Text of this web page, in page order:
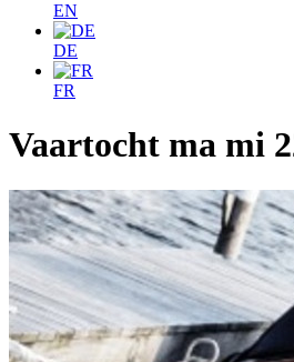
EN
DE
FR
Vaartocht ma mi